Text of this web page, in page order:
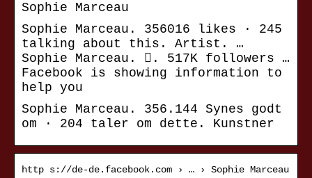
Sophie Marceau
Sophie Marceau. 356016 likes · 245
talking about this. Artist. …
Sophie Marceau. 󱙄. 517K followers …
Facebook is showing information to
help you
Sophie Marceau. 356.144 Synes godt
om · 204 taler om dette. Kunstner
http s://de-de.facebook.com › … › Sophie Marceau